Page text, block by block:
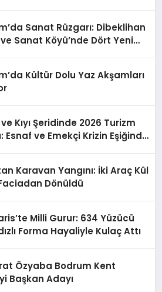
Sanat Rüzgarı: Dibeklihan
Sanat Köyü’nde Dört Yeni
Kültür Dolu Yaz Akşamları
Kıyı Şeridinde 2026 Turizm
Esnaf ve Emekçi Krizin Eşiğinde
Karavan Yangını: İki Araç Kül
Dönüldü
Milli Gurur: 634 Yüzücü
Forma Hayaliyle Kulaç Attı
Özyaba Bodrum Kent
Başkan Adayı